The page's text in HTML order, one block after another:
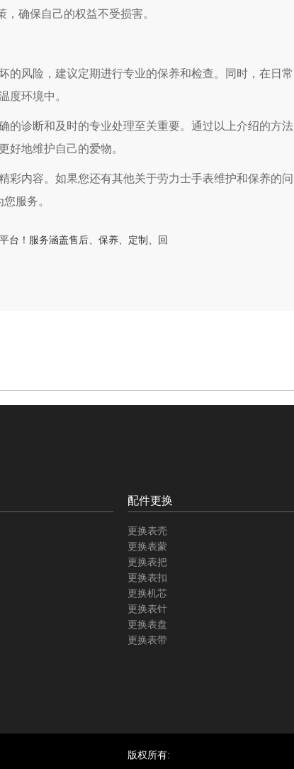
确保自己的权益不受损害。
风险，建议定期进行专业的保养和检查。同时，在日常
度环境中。
诊断和及时的专业处理至关重要。通过以上介绍的方法
好地维护自己的爱物。
彩内容。如果您还有其他关于劳力士手表维护和保养的问
服务。
配件更换
更换表壳
更换表蒙
更换表把
更换表扣
更换机芯
更换表针
更换表盘
更换表带
版权所有: